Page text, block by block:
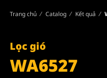
Trang chủ Catalog Kết quả
Lọc gió
WA6527